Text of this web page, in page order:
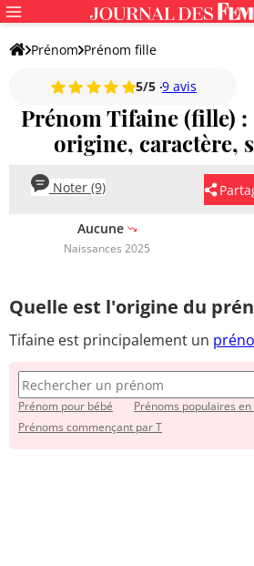
Prénom Prénom fille
5/5 9 avis
Prénom Tifaine (fille)
origine, caractère,
Noter (9)
Aucune
Naissances 2025
Quelle est l'origine du
Tifaine est principalement un
Prénom pour bébé
Prénoms populaires en
Prénoms commençant par T